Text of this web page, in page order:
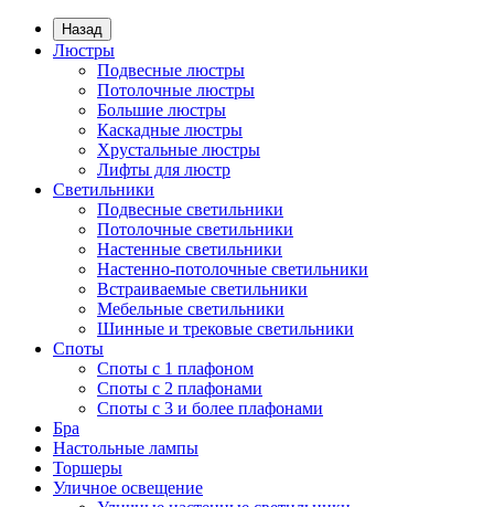
Назад
Люстры
Подвесные люстры
Потолочные люстры
Большие люстры
Каскадные люстры
Хрустальные люстры
Лифты для люстр
Светильники
Подвесные светильники
Потолочные светильники
Настенные светильники
Настенно-потолочные светильники
Встраиваемые светильники
Мебельные светильники
Шинные и трековые светильники
Споты
Споты с 1 плафоном
Споты с 2 плафонами
Споты с 3 и более плафонами
Бра
Настольные лампы
Торшеры
Уличное освещение